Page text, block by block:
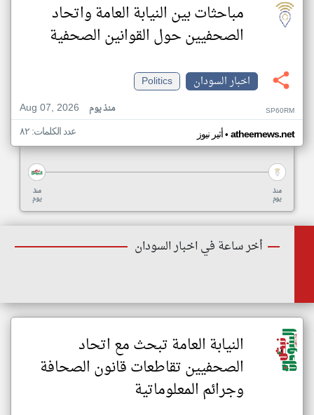
مباحثات بين النيابة العامة واتحاد
الصحفيين حول القوانين الصحفية
اخبار السودان
Politics
Aug 07, 2026
منذ يوم SP60RM
أثير نيوز• atheernews.net عدد الكلمات: ٨٢
منذ
يوم
منذ
يوم
أخر ساعة في اخبار السودان
النيابة العامة تبحث مع اتحاد
الصحفيين تقاطعات قانون الصحافة
وجرائم المعلوماتية